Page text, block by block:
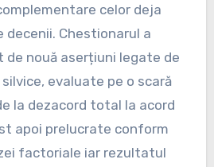
celor deja
Chestionarul a
nouă aserțiuni legate de
evaluate pe o scară
la dezacord total la acord
apoi prelucrate conform
factoriale iar rezultatul